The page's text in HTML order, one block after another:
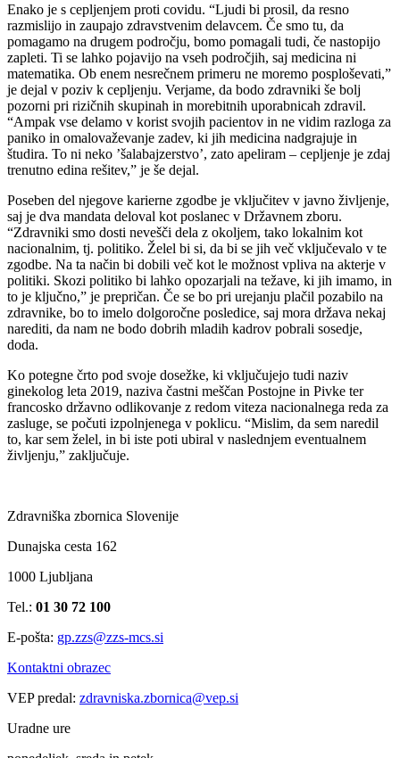
Enako je s cepljenjem proti covidu. “Ljudi bi prosil, da resno
razmislijo in zaupajo zdravstvenim delavcem. Če smo tu, da
pomagamo na drugem področju, bomo pomagali tudi, če nastopijo
zapleti. Ti se lahko pojavijo na vseh področjih, saj medicina ni
matematika. Ob enem nesrečnem primeru ne moremo posploševati,”
je dejal v poziv k cepljenju. Verjame, da bodo zdravniki še bolj
pozorni pri rizičnih skupinah in morebitnih uporabnicah zdravil.
“Ampak vse delamo v korist svojih pacientov in ne vidim razloga za
paniko in omalovaževanje zadev, ki jih medicina nadgrajuje in
študira. To ni neko ’šalabajzerstvo’, zato apeliram – cepljenje je zdaj
trenutno edina rešitev,” je še dejal.
Poseben del njegove karierne zgodbe je vključitev v javno življenje,
saj je dva mandata deloval kot poslanec v Državnem zboru.
“Zdravniki smo dosti nevešči dela z okoljem, tako lokalnim kot
nacionalnim, tj. politiko. Želel bi si, da bi se jih več vključevalo v te
zgodbe. Na ta način bi dobili več kot le možnost vpliva na akterje v
politiki. Skozi politiko bi lahko opozarjali na težave, ki jih imamo, in
to je ključno,” je prepričan. Če se bo pri urejanju plačil pozabilo na
zdravnike, bo to imelo dolgoročne posledice, saj mora država nekaj
narediti, da nam ne bodo dobrih mladih kadrov pobrali sosedje,
doda.
Ko potegne črto pod svoje dosežke, ki vključujejo tudi naziv
ginekolog leta 2019, naziva častni meščan Postojne in Pivke ter
francosko državno odlikovanje z redom viteza nacionalnega reda za
zasluge, se počuti izpolnjenega v poklicu. “Mislim, da sem naredil
to, kar sem želel, in bi iste poti ubiral v naslednjem eventualnem
življenju,” zaključuje.
Zdravniška zbornica Slovenije
Dunajska cesta 162
1000 Ljubljana
Tel.: 01 30 72 100
E-pošta: gp.zzs@zzs-mcs.si
Kontaktni obrazec
VEP predal: zdravniska.zbornica@vep.si
Uradne ure